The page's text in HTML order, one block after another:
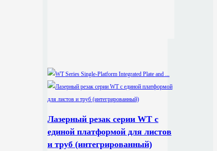
Лазерный резак серии WT с
единой платформой для листов
и труб (интегрированный)